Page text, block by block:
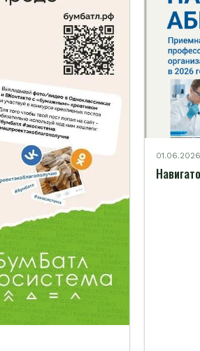
01.06.2026